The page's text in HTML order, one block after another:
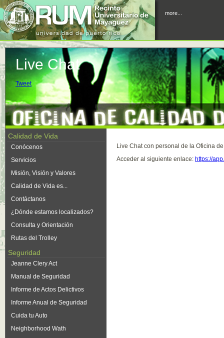
more...
Live Chat
Tweet
Calidad de Vida
Conócenos
Servicios
Misión, Visión y Valores
Calidad de Vida es...
Contáctanos
¿Dónde estamos localizados?
Consulta y Orientación
Rutas del Trolley
Seguridad
Jeanne Clery Act
Manual de Seguridad
Informe de Actos Delictivos
Informe Anual de Seguridad
Cuida tu Auto
Neighborhood Wath
Live Chat con personal de la Oficina
Acceder al siguiente enlace: https://